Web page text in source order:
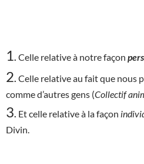
1 Celle relative à notre façon
2 Celle relative au fait que nous
comme d’autres gens (Collectif
3 Et celle relative à la façon
Divin.